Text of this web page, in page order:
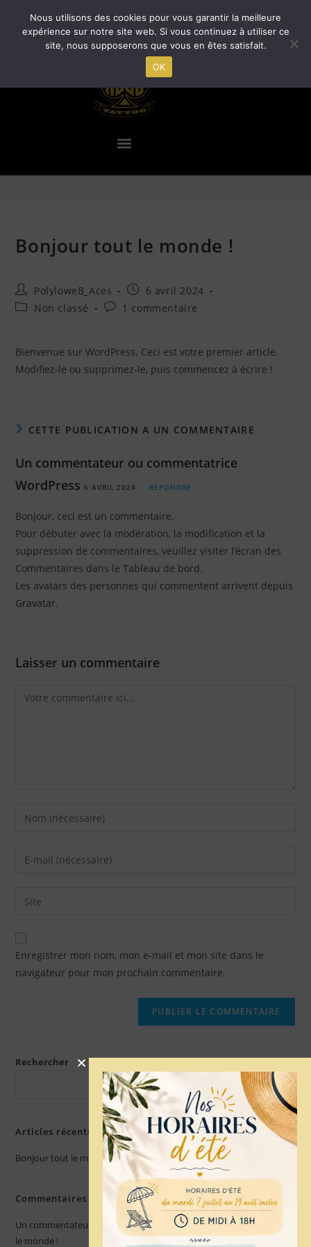
Bonjour tout le monde !
PolyloweB_Aces
6 avril 2024
Non classé
1 commentaire
Bienvenue sur WordPress. Ceci est votre premier article.
Modifiez-le ou supprimez-le, puis commencez à écrire !
CETTE PUBLICATION A UN COMMENTAIRE
Un commentateur ou commentatrice
WordPress 6 AVRIL 2024 RÉPONDRE
Bonjour, ceci est un commentaire.
Pour débuter avec la modération, la modification et la
suppression de commentaires, veuillez visiter l’écran des
Commentaires dans le Tableau de bord.
Les avatars des personnes qui commentent arrivent depuis
Gravatar.
Laisser un commentaire
Enregistrer mon nom, mon e-mail et mon site dans le
navigateur pour mon prochain commentaire.
Rechercher
RECHERCHER
Articles récents
Bonjour tout le monde !
Commentaires récents
Un commentateur ou commentatrice WordPresssurBonjour tout
le monde !
Nous utilisons des cookies pour vous garantir la meilleure
expérience sur notre site web. Si vous continuez à utiliser ce
site, nous supposerons que vous en êtes satisfait.
OK